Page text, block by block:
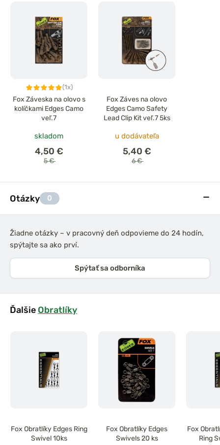
(1x)
Fox Záveska na olovo s
kolíčkami Edges Camo
veľ.7
skladom
4,50 €
5 €
Fox Záves na olovo
Edges Camo Safety
Lead Clip Kit veľ.7 5ks
u dodávateľa
5,40 €
6 €
Otázky 0
Žiadne otázky – v pracovný deň odpovieme do 24 hodín,
spýtajte sa ako prví.
Spýtať sa odborníka
Ďalšie Obratlíky
Fox Obratlíky Edges Ring
Swivel 10ks
Fox Obratlíky Edges
Swivels 20 ks
Fox
Ring